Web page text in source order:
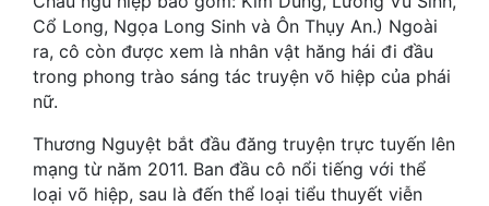
Linh Dị
Làm Giàu
Lịch Sử
Mưu Mô
Mạt Thế
Cổ Long, Ngọa Long Sinh và Ôn Thụy An.) Ngoài
ra, cô còn được xem là nhân vật hăng hái đi đầu
trong phong trào sáng tác truyện võ hiệp của phái
nữ.
Thương Nguyệt bắt đầu đăng truyện trực tuyến lên
mạng từ năm 2011. Ban đầu cô nổi tiếng với thể
loại võ hiệp, sau là đến thể loại tiểu thuyết viễn